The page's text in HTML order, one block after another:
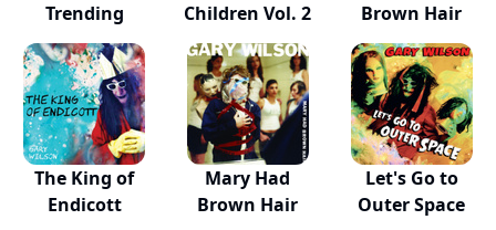
Trending
Children Vol. 2
Brown Hair
The King of
Endicott
Mary Had
Brown Hair
Let's Go to
Outer Space